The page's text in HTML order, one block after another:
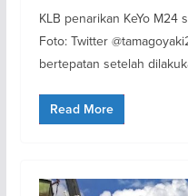
KLB penarikan KeYo M24
Foto: Twitter
bertepatan setelah
Read More